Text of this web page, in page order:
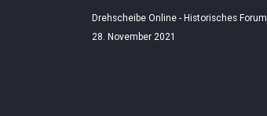
Drehscheibe Online - Historisches Forum
28. November 2021